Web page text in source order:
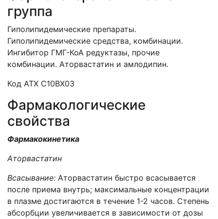
группа
Гиполипидемические препараты.
Гиполипидемические средства, комбинации.
Ингибитор ГМГ-КоА редуктазы, прочие
комбинации. Аторвастатин и амлодипин.
Код АТХ C10BX03
Фармакологические
свойства
Фармакокинетика
Аторвастатин
Всасывание: Аторвастатин быстро всасывается
после приема внутрь; максимальные концентрации
в плазме достигаются в течение 1-2 часов. Степень
абсорбции увеличивается в зависимости от дозы